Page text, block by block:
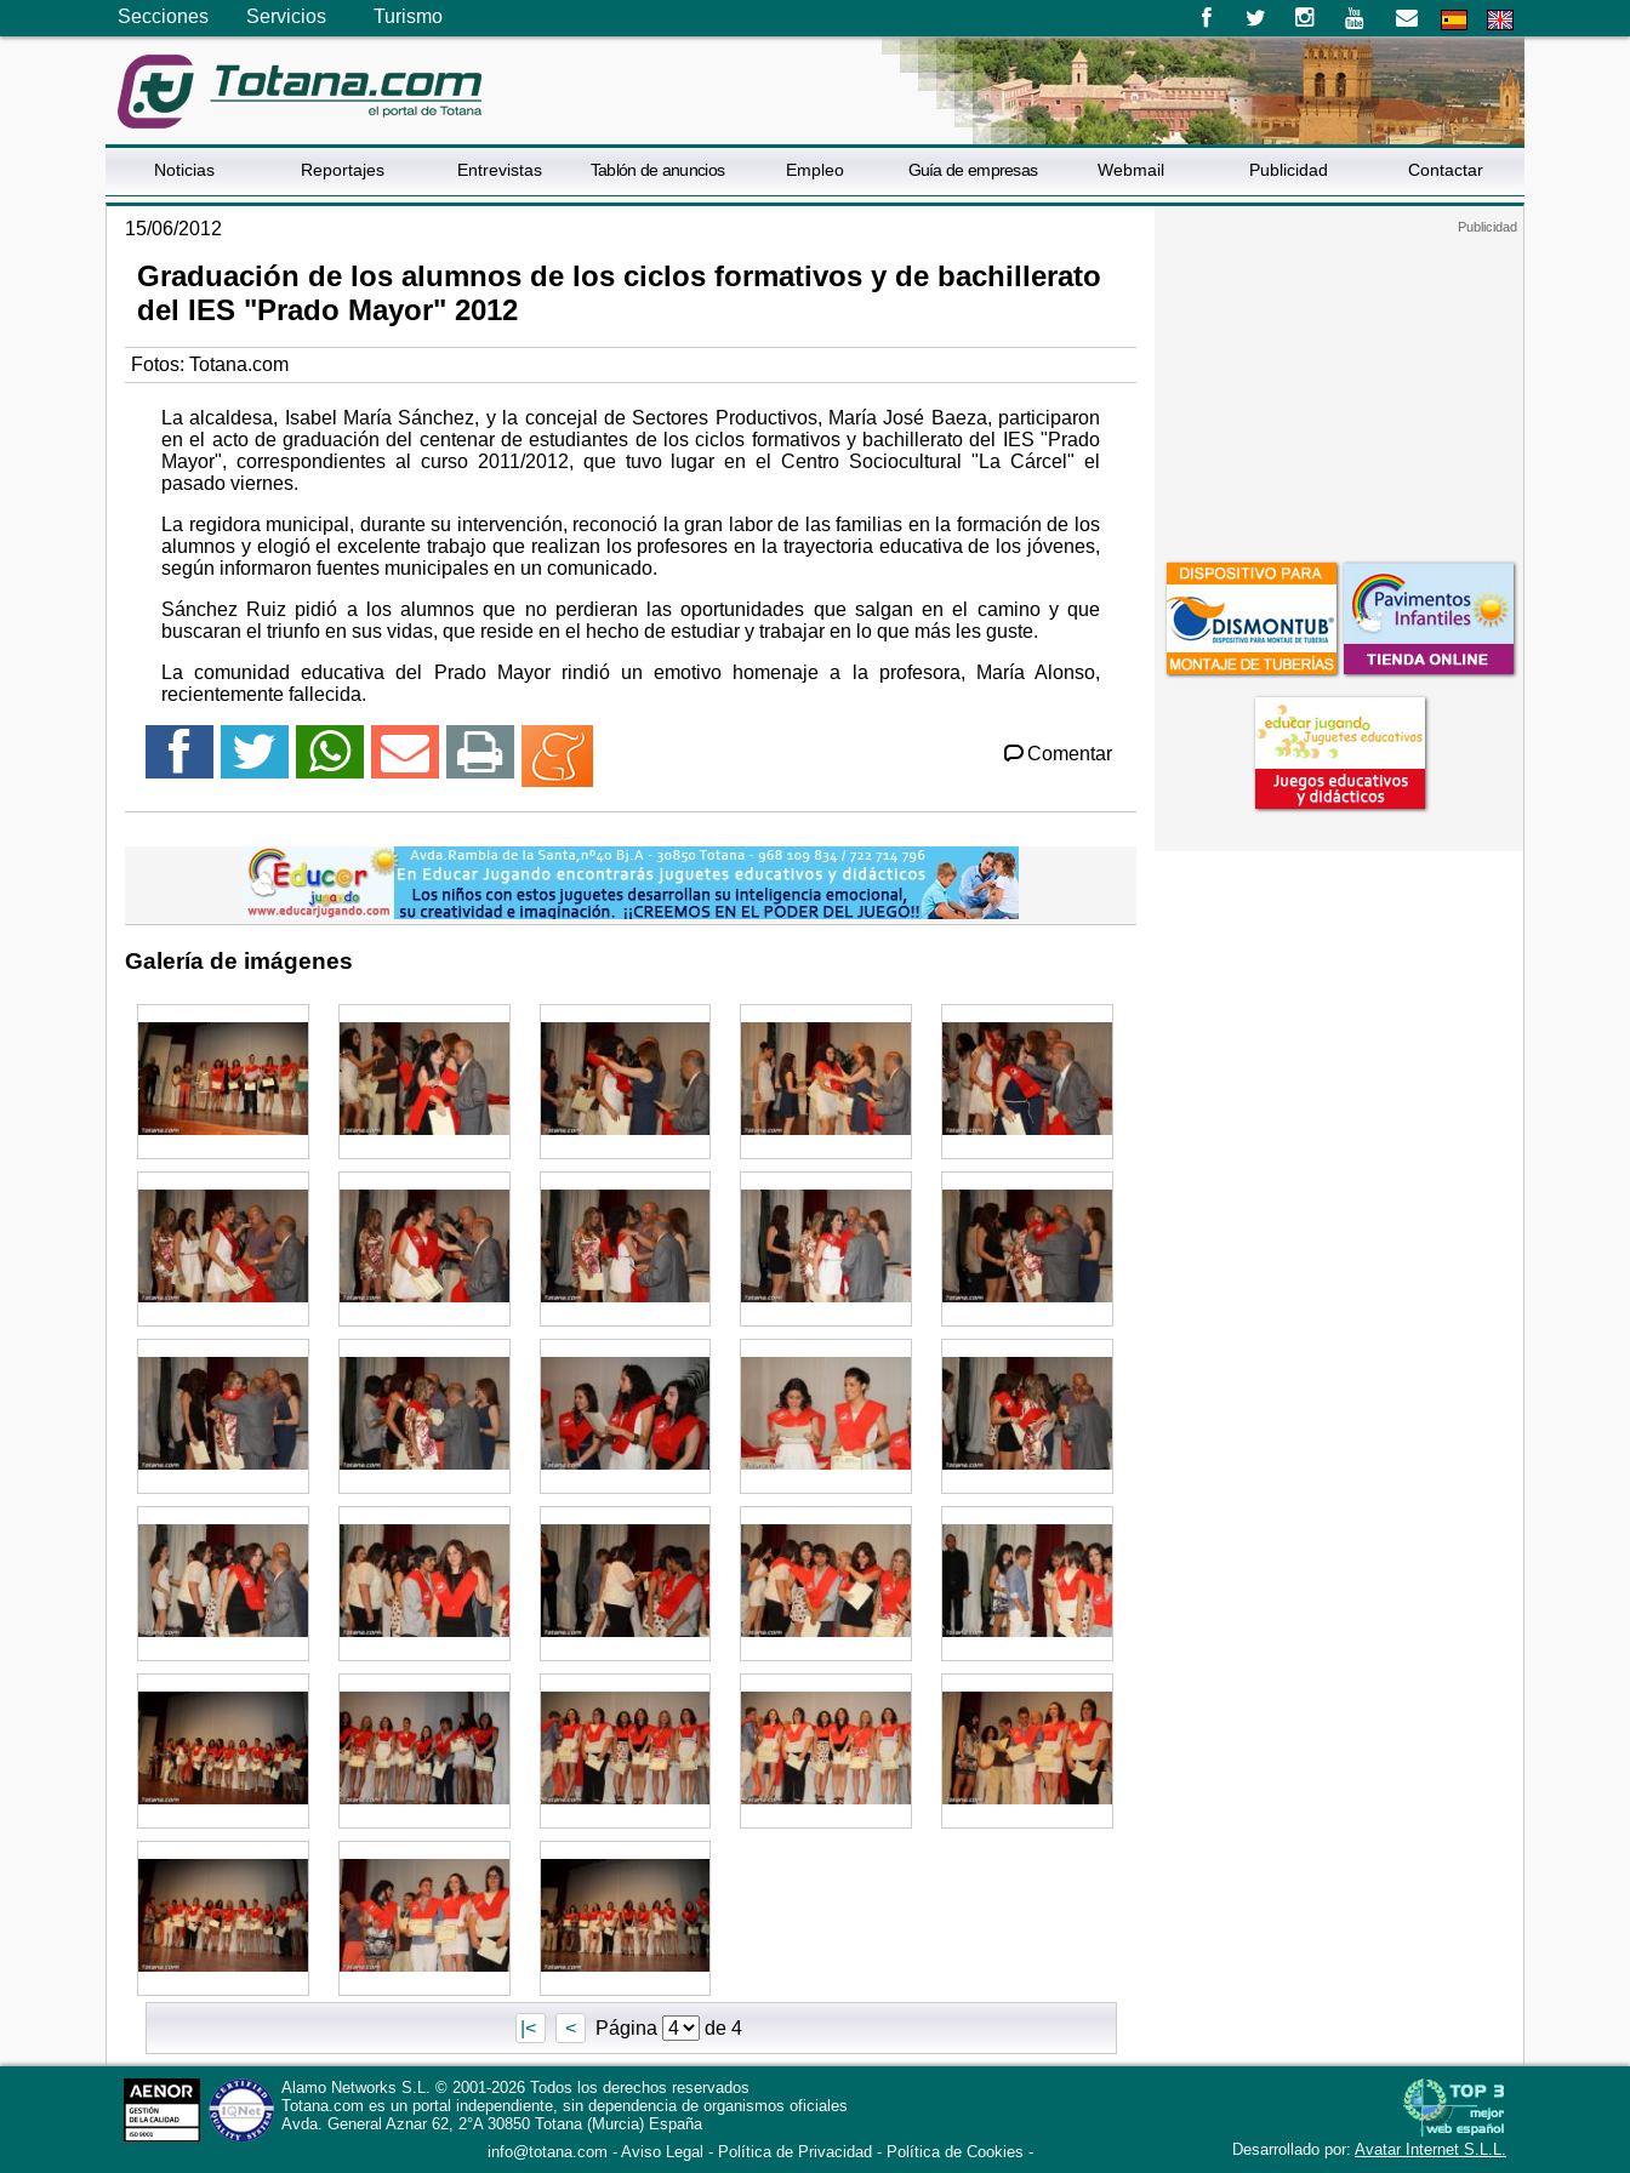
Secciones Servicios Turismo
Noticias Reportajes Entrevistas Tablón de anuncios Empleo Guía de empresas Webmail Publicidad Contactar
15/06/2012
Graduación de los alumnos de los ciclos formativos y de bachillerato
del IES "Prado Mayor" 2012
Fotos: Totana.com
Comentar
La alcaldesa, Isabel María Sánchez, y la concejal de Sectores Productivos, María José Baeza, participaron
en el acto de graduación del centenar de estudiantes de los ciclos formativos y bachillerato del IES "Prado
Mayor", correspondientes al curso 2011/2012, que tuvo lugar en el Centro Sociocultural "La Cárcel" el
pasado viernes.
La regidora municipal, durante su intervención, reconoció la gran labor de las familias en la formación de los
alumnos y elogió el excelente trabajo que realizan los profesores en la trayectoria educativa de los jóvenes,
según informaron fuentes municipales en un comunicado.
Sánchez Ruiz pidió a los alumnos que no perdieran las oportunidades que salgan en el camino y que
buscaran el triunfo en sus vidas, que reside en el hecho de estudiar y trabajar en lo que más les guste.
La comunidad educativa del Prado Mayor rindió un emotivo homenaje a la profesora, María Alonso,
recientemente fallecida.
Galería de imágenes
|< < Página de 4
Alamo Networks S.L. © 2001-2026 Todos los derechos reservados
Totana.com es un portal independiente, sin dependencia de organismos oficiales
Avda. General Aznar 62, 2°A 30850 Totana (Murcia) España
info@totana.com
Aviso Legal Política de Privacidad - Política de Cookies Desarrollado por: Avatar Internet S.L.L.